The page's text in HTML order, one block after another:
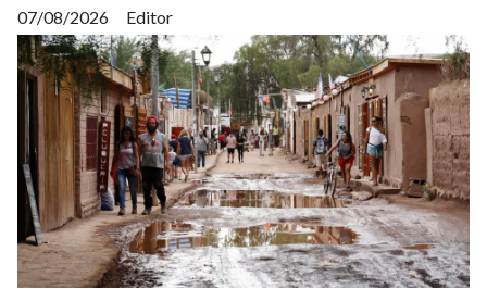
Editor
07/08/2026